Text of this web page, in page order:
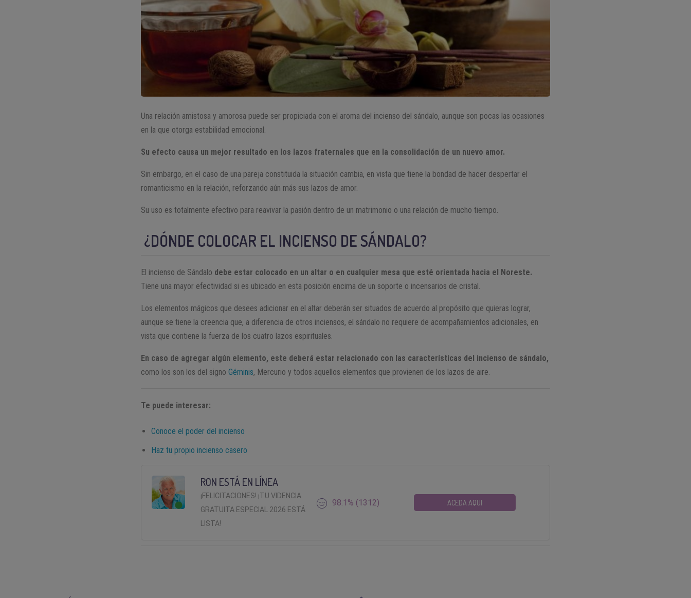
Una relación amistosa y amorosa puede ser propiciada con el aroma del incienso del sándalo, aunque son pocas las ocasiones
en la que otorga estabilidad emocional.
Su efecto causa un mejor resultado en los lazos fraternales que en la consolidación de un nuevo amor.
Sin embargo, en el caso de una pareja constituida la situación cambia, en vista que tiene la bondad de hacer despertar el
romanticismo en la relación, reforzando aún más sus lazos de amor.
Su uso es totalmente efectivo para reavivar la pasión dentro de un matrimonio o una relación de mucho tiempo.
¿DÓNDE COLOCAR EL INCIENSO DE SÁNDALO?
El incienso de Sándalo debe estar colocado en un altar o en cualquier mesa que esté orientada hacia el Noreste.
Tiene una mayor efectividad si es ubicado en esta posición encima de un soporte o incensarios de cristal.
Los elementos mágicos que desees adicionar en el altar deberán ser situados de acuerdo al propósito que quieras lograr,
aunque se tiene la creencia que, a diferencia de otros inciensos, el sándalo no requiere de acompañamientos adicionales, en
vista que contiene la fuerza de los cuatro lazos espirituales.
En caso de agregar algún elemento, este deberá estar relacionado con las características del incienso de sándalo,
como los son los del signoGéminis, Mercurio y todos aquellos elementos que provienen de los lazos de aire.
Te puede interesar:
Conoce el poder del incienso
Haz tu propio incienso casero
RON ESTÁ EN LÍNEA
¡FELICITACIONES! ¡TU VIDENCIA
GRATUITA ESPECIAL 2026 ESTÁ
LISTA!
98.1% (1312) ACEDA AQUI